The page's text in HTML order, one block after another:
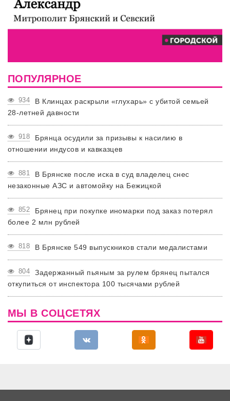
ПОПУЛЯРНОЕ
934
В Клинцах раскрыли «глухарь» с убитой семьей
28-летней давности
918
Брянца осудили за призывы к насилию в
отношении индусов и кавказцев
881
В Брянске после иска в суд владелец снес
незаконные АЗС и автомойку на Бежицкой
852
Брянец при покупке иномарки под заказ потерял
более 2 млн рублей
818 В Брянске 549 выпускников стали медалистами
804
Задержанный пьяным за рулем брянец пытался
откупиться от инспектора 100 тысячами рублей
МЫ В СОЦСЕТЯХ